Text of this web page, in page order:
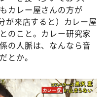
カレー屋さんの方が
が来店すると）カレー屋
のこと。カレー研究家
の人脈は、なんなら音
とか。